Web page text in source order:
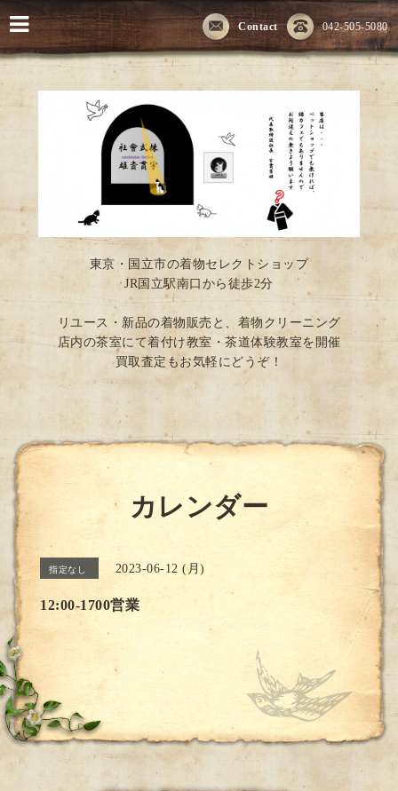
042-505-5080
Contact
東京・国立市の着物セレクトショップ
JR国立駅南口から徒歩2分
リユース・新品の着物販売と、着物クリーニング
店内の茶室にて着付け教室・茶道体験教室を開催
買取査定もお気軽にどうぞ！
カレンダー
指定なし 2023-06-12 (月)
12:00-1700営業